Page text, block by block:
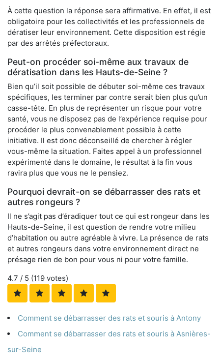
À cette question la réponse sera affirmative. En effet, il est
obligatoire pour les collectivités et les professionnels de
dératiser leur environnement. Cette disposition est régie
par des arrêtés préfectoraux.
Peut-on procéder soi-même aux travaux de
dératisation dans les Hauts-de-Seine ?
Bien qu’il soit possible de débuter soi-même ces travaux
spécifiques, les terminer par contre serait bien plus qu’un
casse-tête. En plus de représenter un risque pour votre
santé, vous ne disposez pas de l’expérience requise pour
procéder le plus convenablement possible à cette
initiative. Il est donc déconseillé de chercher à régler
vous-même la situation. Faites appel à un professionnel
expérimenté dans le domaine, le résultat à la fin vous
ravira plus que vous ne le pensiez.
Pourquoi devrait-on se débarrasser des rats et
autres rongeurs ?
Il ne s’agit pas d’éradiquer tout ce qui est rongeur dans les
Hauts-de-Seine, il est question de rendre votre milieu
d’habitation ou autre agréable à vivre. La présence de rats
et autres rongeurs dans votre environnement direct ne
présage rien de bon pour vous ni pour votre famille.
4.7 / 5 (119 votes)
Comment se débarrasser des rats et souris à Antony
Comment se débarrasser des rats et souris à Asnières-
sur-Seine